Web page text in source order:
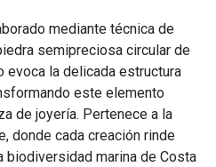
mediante técnica de
semipreciosa circular de
la delicada estructura
este elemento
de joyería. Pertenece a la
donde cada creación rinde
biodiversidad marina de Costa